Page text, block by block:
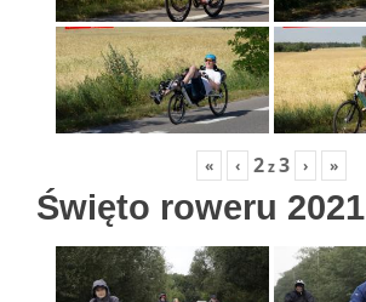
« ‹ 2z3 › »
Święto roweru 2021